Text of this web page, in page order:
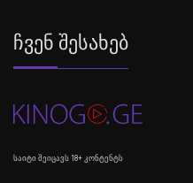
Ჩვენ Შესახებ
საიტი შეიცავს 18+ კონტენტს